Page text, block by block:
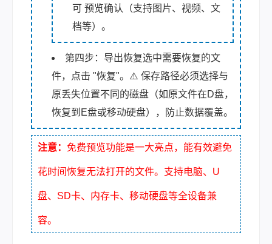
可 预览确认（支持图片、视频、文
档等）。
第四步：导出恢复选中需要恢复的文
件，点击 "恢复"。⚠️ 保存路径必须选择与
原丢失位置不同的磁盘（如原文件在D盘，
恢复到E盘或移动硬盘），防止数据覆盖。
注意： 免费预览功能是一大亮点，能有效避免
花时间恢复无法打开的文件。支持电脑、U
盘、SD卡、内存卡、移动硬盘等全设备兼
容。